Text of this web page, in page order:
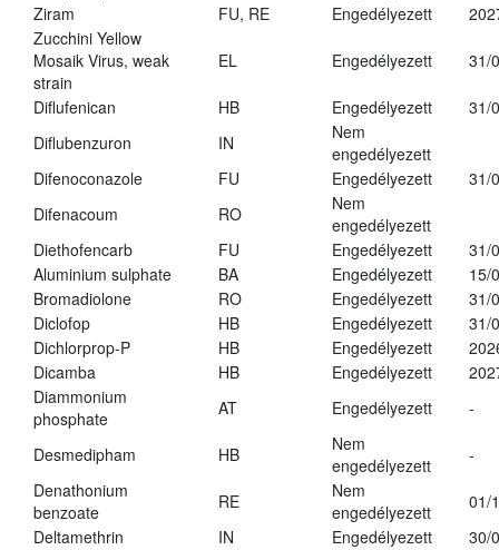
Ziram
FU, RE Engedélyezett
Zucchini Yellow
Mosaik Virus, weak
strain
EL Engedélyezett 31/
Diflufenican HB Engedélyezett
31/
Diflubenzuron
IN
Nem
engedélyezett
Difenoconazole
FU Engedélyezett
31/
Difenacoum
RO
Nem
engedélyezett
Diethofencarb
FU Engedélyezett
31/
Aluminium sulphate
BA Engedélyezett
15/
Bromadiolone
RO Engedélyezett
31/
Diclofop
HB Engedélyezett
31/
Dichlorprop-P
HB Engedélyezett
Dicamba
HB Engedélyezett
Diammonium
phosphate
AT Engedélyezett -
Desmedipham HB
Nem
engedélyezett
-
Denathonium
benzoate
RE
Nem
engedélyezett
01/
Deltamethrin
IN Engedélyezett 30/